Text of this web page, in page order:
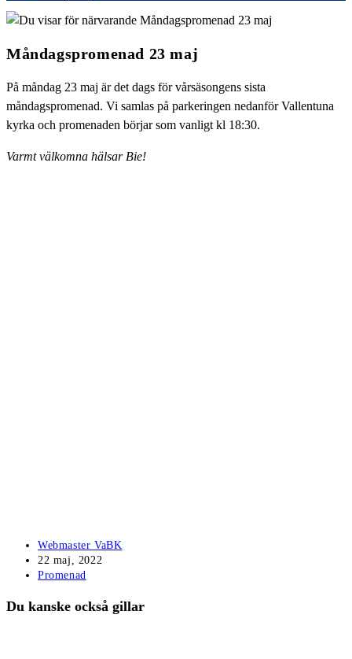
Måndagspromenad 23 maj
På måndag 23 maj är det dags för vårsäsongens sista
måndagspromenad. Vi samlas på parkeringen nedanför Vallentuna
kyrka och promenaden börjar som vanligt kl 18:30.
Varmt välkomna hälsar Bie!
Inläggsförfattare:
Webmaster VaBK
Inlägget
publicerat:
22 maj, 2022
Inläggskategori:
Promenad
Du kanske också gillar